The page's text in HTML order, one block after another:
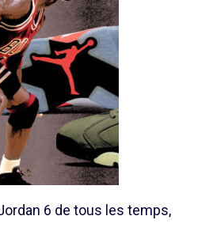
6 de tous les temps,